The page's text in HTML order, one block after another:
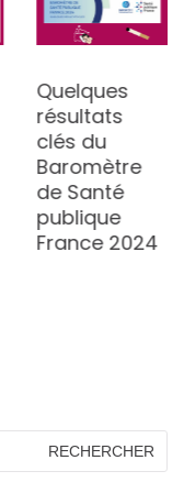
Quelques
résultats
clés du
Baromètre
de Santé
publique
France 2024